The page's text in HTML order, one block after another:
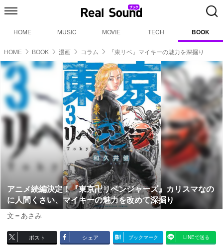
HOME MUSIC MOVIE TECH BOOK
HOME BOOK 漫画 コラム 『東リベ』マイキーの魅力を深掘り
アニメ続編決定！『東京卍リベンジャーズ』カリスマなの
に人間くさい、マイキーの魅力を改めて深掘り
文＝あさみ
ポスト シェア ブックマーク LINEで送る